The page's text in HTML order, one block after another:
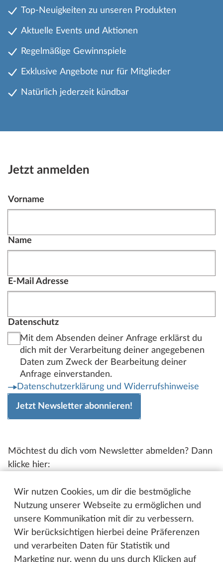
Wir nutzen Cookies, um dir die bestmögliche
Nutzung unserer Webseite zu ermöglichen und
unsere Kommunikation mit dir zu verbessern.
Wir berücksichtigen hierbei deine Präferenzen
und verarbeiten Daten für Statistik und
Marketing nur, wenn du uns durch Klicken auf
Top-Neuigkeiten zu unseren Produkten
Aktuelle Events und Aktionen
Regelmäßige Gewinnspiele
Exklusive Angebote nur für Mitglieder
Natürlich jederzeit kündbar
Jetzt anmelden
Vorname
Name
E-Mail Adresse
Datenschutz
Mit dem Absenden deiner Anfrage erklärst du
dich mit der Verarbeitung deiner angegebenen
Daten zum Zweck der Bearbeitung deiner
Anfrage einverstanden.
Datenschutzerklärung und Widerrufshinweise
Jetzt Newsletter abonnieren!
Möchtest du dich vom Newsletter abmelden? Dann
klicke hier:
Newsletter abmelden